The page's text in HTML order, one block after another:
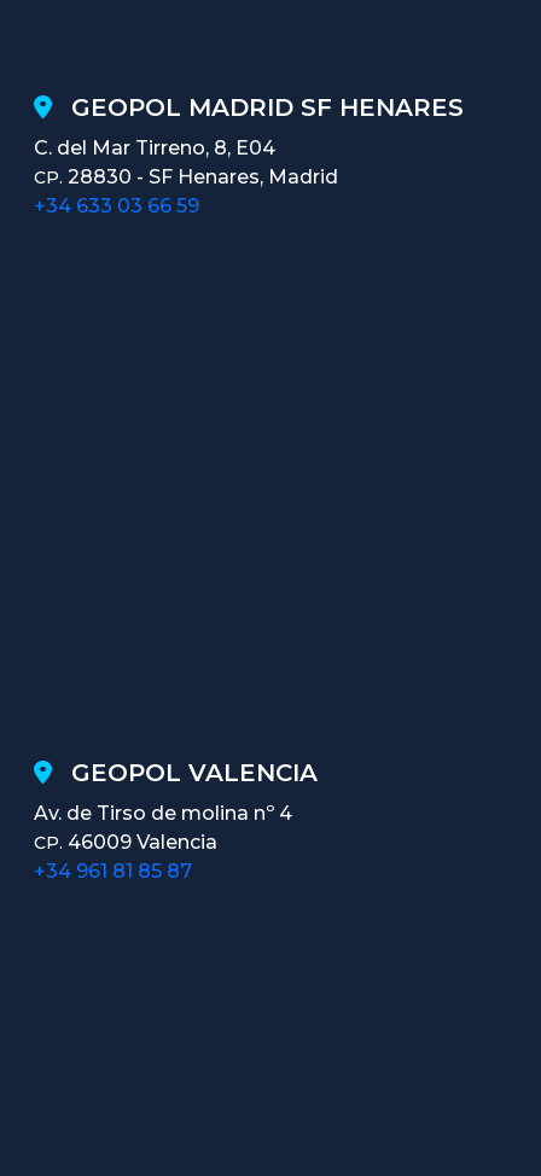
GEOPOL MADRID SF HENARES
C. del Mar Tirreno, 8, E04
CP. 28830 - SF Henares, Madrid
+34 633 03 66 59
GEOPOL VALENCIA
Av. de Tirso de molina nº 4
CP. 46009 Valencia
+34 961 81 85 87